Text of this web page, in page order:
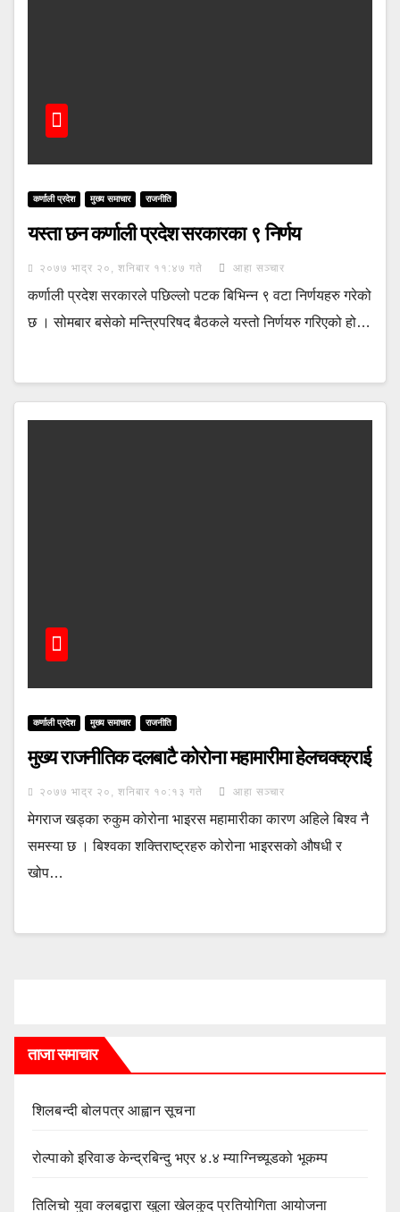
कर्णाली प्रदेश मुख्य समाचार राजनीति
यस्ता छन कर्णाली प्रदेश सरकारका ९ निर्णय
२०७७ भाद्र २०, शनिबार ११:४७ गते आहा सञ्चार
कर्णाली प्रदेश सरकारले पछिल्लो पटक बिभिन्न ९ वटा निर्णयहरु गरेको
छ । सोमबार बसेको मन्त्रिपरिषद बैठकले यस्तो निर्णयरु गरिएको हो…
कर्णाली प्रदेश मुख्य समाचार राजनीति
मुख्य राजनीतिक दलबाटै कोरोना महामारीमा हेलचक्क्राई
२०७७ भाद्र २०, शनिबार १०:१३ गते आहा सञ्चार
मेगराज खड्का रुकुम कोरोना भाइरस महामारीका कारण अहिले बिश्व नै
समस्या छ । बिश्वका शक्तिराष्ट्रहरु कोरोना भाइरसको औषधी र
खोप…
ताजा समाचार
शिलबन्दी बोलपत्र आह्वान सूचना
रोल्पाको इरिवाङ केन्द्रबिन्दु भएर ४.४ म्याग्निच्यूडको भूकम्प
तिलिचो युवा क्लबद्वारा खुला खेलकुद प्रतियोगिता आयोजना